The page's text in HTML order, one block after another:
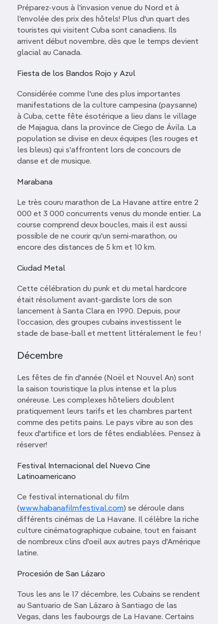
Préparez-vous à l'invasion venue du Nord et à
l'envolée des prix des hôtels! Plus d'un quart des
touristes qui visitent Cuba sont canadiens. Ils
arrivent début novembre, dès que le temps devient
glacial au Canada.
Fiesta de los Bandos Rojo y Azul
Considérée comme l'une des plus importantes
manifestations de la culture campesina (paysanne)
à Cuba, cette fête ésotérique a lieu dans le village
de Majagua, dans la province de Ciego de Ávila. La
population se divise en deux équipes (les rouges et
les bleus) qui s'affrontent lors de concours de
danse et de musique.
Marabana
Le très couru marathon de La Havane attire entre 2
000 et 3 000 concurrents venus du monde entier. La
course comprend deux boucles, mais il est aussi
possible de ne courir qu'un semi-marathon, ou
encore des distances de 5 km et 10 km.
Ciudad Metal
Cette célébration du punk et du metal hardcore
était résolument avant-gardiste lors de son
lancement à Santa Clara en 1990. Depuis, pour
l’occasion, des groupes cubains investissent le
stade de base-ball et mettent littéralement le feu !
Décembre
Les fêtes de fin d'année (Noël et Nouvel An) sont
la saison touristique la plus intense et la plus
onéreuse. Les complexes hôteliers doublent
pratiquement leurs tarifs et les chambres partent
comme des petits pains. Le pays vibre au son des
feux d'artifice et lors de fêtes endiablées. Pensez à
réserver!
Festival Internacional del Nuevo Cine
Latinoamericano
Ce festival international du film
(www.habanafilmfestival.com) se déroule dans
différents cinémas de La Havane. Il célèbre la riche
culture cinématographique cubaine, tout en faisant
de nombreux clins d'oeil aux autres pays d'Amérique
latine.
Procesión de San Lázaro
Tous les ans le 17 décembre, les Cubains se rendent
au Santuario de San Lázaro à Santiago de las
Vegas, dans les faubourgs de La Havane. Certains